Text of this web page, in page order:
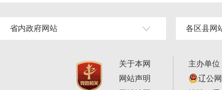
省内政府网站 各区县网
关于本网
网站声明
主办单
辽公